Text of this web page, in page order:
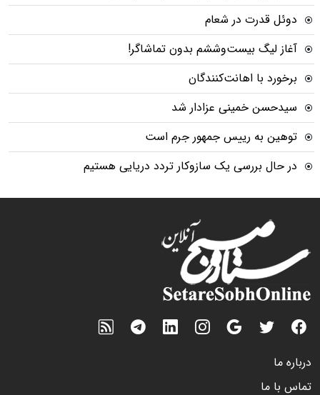
دوئل قدرت در شعام
آغاز لیگ بیست‌وششم بدون تماشاگر!
برخورد با اهانت‌کنندگان
سیدحسن خمینی عزادار شد
توهین به رییس جمهور جرم است
در حال بررسی یک سازوکار تردد دریایی هستیم
درباره ما
تماس با ما